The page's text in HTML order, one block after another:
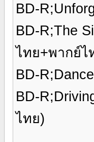
BD-
BD-R;The
ไทย+พากย์ไ
BD-
BD-
ไทย)